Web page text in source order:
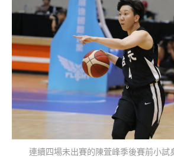
連續四場未出賽的陳萓峰季後賽前小試